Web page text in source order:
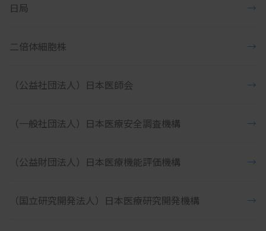
日局 →
二倍体細胞株 →
（公益社団法人）日本医師会 →
（一般社団法人）日本医療安全調査機構 →
（公益財団法人）日本医療機能評価機構 →
（国立研究開発法人）日本医療研究開発機構 →